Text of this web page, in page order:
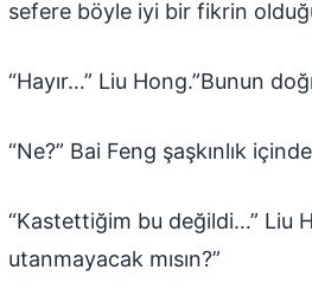
sefere böyle iyi bir fikrin
“Hayır…” Liu Hong.”Bunun
“Ne?” Bai Feng şaşkınlık
“Kastettiğim bu değildi…” Liu
utanmayacak mısın?”